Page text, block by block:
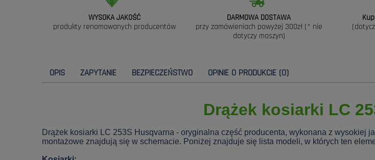
WYSOKA JAKOŚĆ
produkty renomowanych producentów
DARMOWA DOSTAWA
przy zamówieniach powyżej 300zł (* nie
dotyczy maszyn)
OPIS ZAPYTANIE BEZPIECZEŃSTWO OPINIE O PRODUKCIE (0)
Drążek kosiarki LC
Drążek kosiarki LC 253S Husqvarna - oryginalna część producenta, wykonana z wysokiej
montażowe znajdują się w schemacie. Poniżej znajduje się lista modeli, w których ten